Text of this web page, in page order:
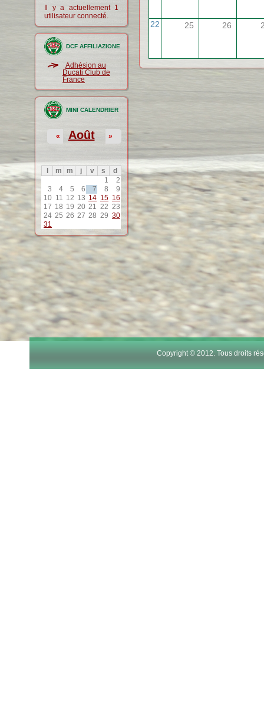
Il y a actuellement 1
utilisateur connecté.
DCF AFFILIAZIONE
Adhésion au
Ducati Club de
France
MINI CALENDRIER
Août
« »
m m j v s
d
1
2
3
4 5 6 7 8
9
10 11 12 13 14 15 16
17 18 19 20 21 22 23
24 25 26 27 28 29 30
31
22 25 26
Copyright © 2012. Tous droits